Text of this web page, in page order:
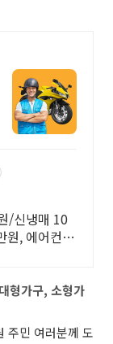
/신냉매 10
원, 에어컨충
형가구, 소형가
주민 여러분께 도